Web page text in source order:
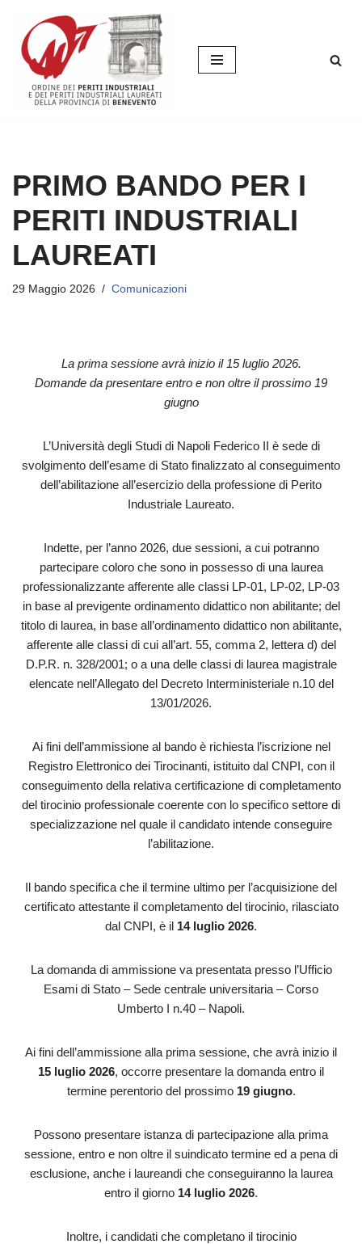
Vai
contenuto
PRIMO BANDO PER I
PERITI INDUSTRIALI
LAUREATI
29 Maggio 2026 Comunicazioni
La prima sessione avrà inizio il 15 luglio 2026.
Domande da presentare entro e non oltre il prossimo 19
giugno
L’Università degli Studi di Napoli Federico II è sede di
svolgimento dell’esame di Stato finalizzato al conseguimento
dell’abilitazione all’esercizio della professione di Perito
Industriale Laureato.
Indette, per l’anno 2026, due sessioni, a cui potranno
partecipare coloro che sono in possesso di una laurea
professionalizzante afferente alle classi LP-01, LP-02, LP-03
in base al previgente ordinamento didattico non abilitante; del
titolo di laurea, in base all’ordinamento didattico non abilitante,
afferente alle classi di cui all’art. 55, comma 2, lettera d) del
D.P.R. n. 328/2001; o a una delle classi di laurea magistrale
elencate nell’Allegato del Decreto Interministeriale n.10 del
13/01/2026.
Ai fini dell’ammissione al bando è richiesta l’iscrizione nel
Registro Elettronico dei Tirocinanti, istituito dal CNPI, con il
conseguimento della relativa certificazione di completamento
del tirocinio professionale coerente con lo specifico settore di
specializzazione nel quale il candidato intende conseguire
l’abilitazione.
Il bando specifica che il termine ultimo per l’acquisizione del
certificato attestante il completamento del tirocinio, rilasciato
dal CNPI, è il 14 luglio 2026.
La domanda di ammissione va presentata presso l’Ufficio
Esami di Stato – Sede centrale universitaria – Corso
Umberto I n.40 – Napoli.
Ai fini dell’ammissione alla prima sessione, che avrà inizio il
15 luglio 2026, occorre presentare la domanda entro il
termine perentorio del prossimo 19 giugno.
Possono presentare istanza di partecipazione alla prima
sessione, entro e non oltre il suindicato termine ed a pena di
esclusione, anche i laureandi che conseguiranno la laurea
entro il giorno 14 luglio 2026.
Inoltre, i candidati che completano il tirocinio